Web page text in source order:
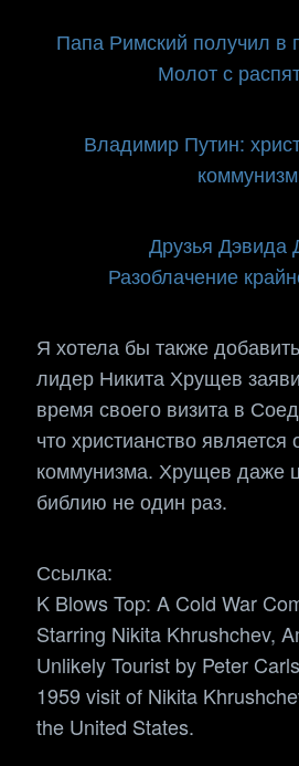
Папа Римский получил в
Молот с
Владимир Путин:
коммунизм
Друзья Дэвида
Разоблачение
Я хотела бы также
лидер Никита Хрущев
время своего визита в
что христианство является
коммунизма. Хрущев даже
библию не один раз.
Ссылка:
K Blows Top: A Cold War
Starring Nikita Khrushchev,
Unlikely Tourist by Peter
1959 visit of Nikita
the United States.